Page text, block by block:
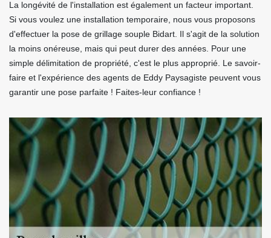
La longévité de l'installation est également un facteur important.
Si vous voulez une installation temporaire, nous vous proposons
d'effectuer la pose de grillage souple Bidart. Il s'agit de la solution
la moins onéreuse, mais qui peut durer des années. Pour une
simple délimitation de propriété, c'est le plus approprié. Le savoir-
faire et l'expérience des agents de Eddy Paysagiste peuvent vous
garantir une pose parfaite ! Faites-leur confiance !